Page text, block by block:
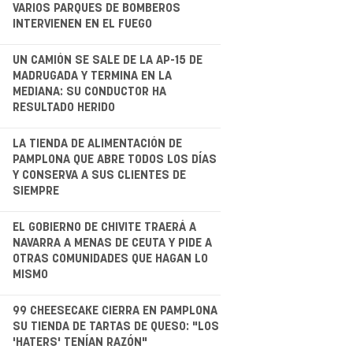
VARIOS PARQUES DE BOMBEROS
INTERVIENEN EN EL FUEGO
UN CAMIÓN SE SALE DE LA AP-15 DE
MADRUGADA Y TERMINA EN LA
MEDIANA: SU CONDUCTOR HA
RESULTADO HERIDO
LA TIENDA DE ALIMENTACIÓN DE
PAMPLONA QUE ABRE TODOS LOS DÍAS
Y CONSERVA A SUS CLIENTES DE
SIEMPRE
EL GOBIERNO DE CHIVITE TRAERÁ A
NAVARRA A MENAS DE CEUTA Y PIDE A
OTRAS COMUNIDADES QUE HAGAN LO
MISMO
99 CHEESECAKE CIERRA EN PAMPLONA
SU TIENDA DE TARTAS DE QUESO: "LOS
'HATERS' TENÍAN RAZÓN"